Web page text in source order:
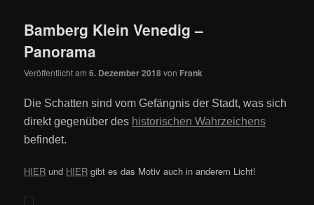
Bamberg Klein Venedig –
Panorama
Veröffentlicht am6. Dezember 2018von Frank
Die Schatten sind vom Gefängnis der Stadt, was sich
direkt gegenüber des historischen Wahrzeichens
befindet.
HIER und HIER gibt es das Motiv auch in anderem Licht!